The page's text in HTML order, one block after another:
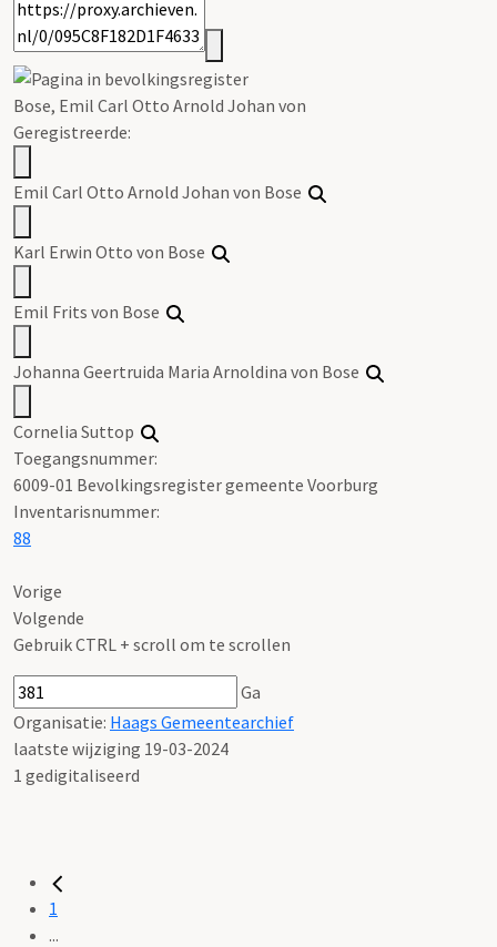
Bose, Emil Carl Otto Arnold Johan von
Geregistreerde:
Emil Carl Otto Arnold Johan von Bose
Karl Erwin Otto von Bose
Emil Frits von Bose
Johanna Geertruida Maria Arnoldina von Bose
Cornelia Suttop
Toegangsnummer:
6009-01 Bevolkingsregister gemeente Voorburg
Inventarisnummer:
88
Vorige
Volgende
Gebruik CTRL + scroll om te scrollen
Ga
Organisatie: Haags Gemeentearchief
laatste wijziging 19-03-2024
1 gedigitaliseerd
1
...